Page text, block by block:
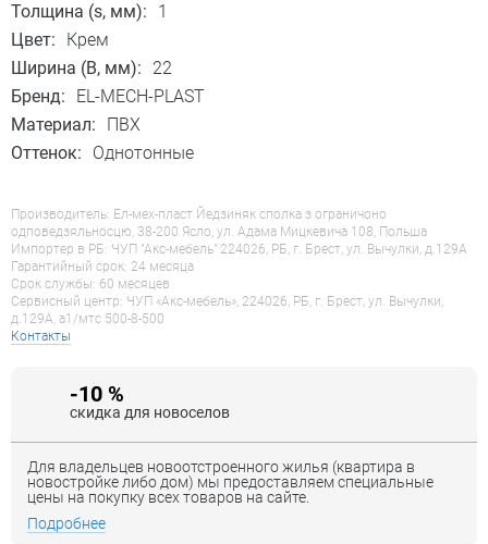
Толщина (s, мм):
1
Цвет:
Крем
Ширина (B, мм):
22
Бренд:
EL-MECH-PLAST
Материал:
ПВХ
Оттенок:
Однотонные
Производитель: Ел-мех-пласт Йедзиняк сполка з ограничоно
одповедзяльносцю, 38-200 Ясло, ул. Адама Мицкевича 108, Польша
Импортер в РБ: ЧУП "Акс-мебель" 224026, РБ, г. Брест, ул. Вычулки, д.129А
Гарантийный срок: 24 месяца
Срок службы: 60 месяцев
Сервисный центр: ЧУП «Акс-мебель», 224026, РБ, г. Брест, ул. Вычулки,
д.129А, a1/мтс 500-8-500
Контакты
-10 %
скидка для новоселов
Для владельцев новоотстроенного жилья (квартира в
новостройке либо дом) мы предоставляем специальные
цены на покупку всех товаров на сайте.
Подробнее